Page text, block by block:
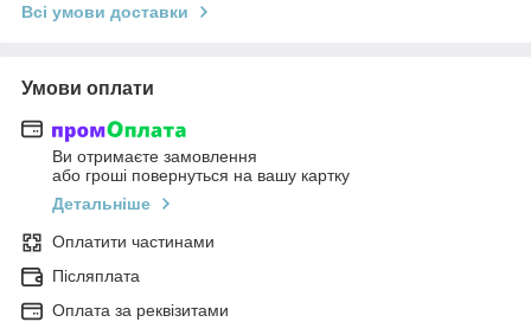
Всі умови доставки
Умови оплати
Ви отримаєте замовлення
або гроші повернуться на вашу картку
Детальніше
Оплатити частинами
Післяплата
Оплата за реквізитами